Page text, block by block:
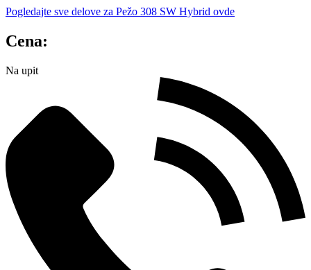
Pogledajte sve delove za Pežo 308 SW Hybrid ovde
Cena:
Na upit